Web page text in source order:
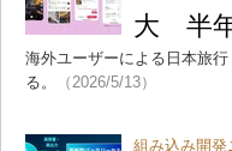
大 半
海外ユーザーによる日本旅
る。
（2026/5/13）
組み込み開発